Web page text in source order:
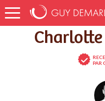
Accueil Recettes
PAR